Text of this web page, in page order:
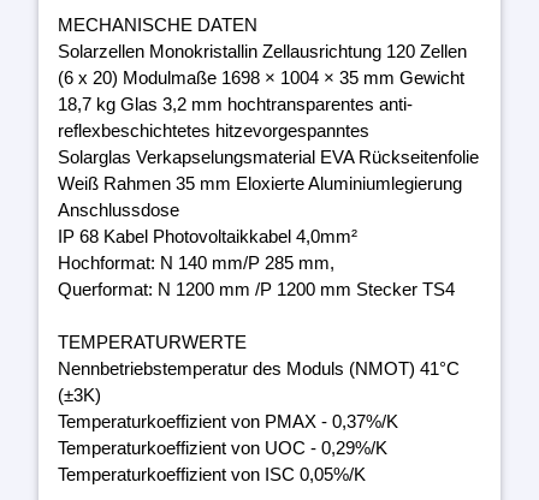
MECHANISCHE DATEN
Solarzellen Monokristallin Zellausrichtung 120 Zellen
(6 x 20) Modulmaße 1698 × 1004 × 35 mm Gewicht
18,7 kg Glas 3,2 mm hochtransparentes anti-
reflexbeschichtetes hitzevorgespanntes
Solarglas Verkapselungsmaterial EVA Rückseitenfolie
Weiß Rahmen 35 mm Eloxierte Aluminiumlegierung
Anschlussdose
IP 68 Kabel Photovoltaikkabel 4,0mm²
Hochformat: N 140 mm/P 285 mm,
Querformat: N 1200 mm /P 1200 mm Stecker TS4
TEMPERATURWERTE
Nennbetriebstemperatur des Moduls (NMOT) 41°C
(±3K)
Temperaturkoeffizient von PMAX - 0,37%/K
Temperaturkoeffizient von UOC - 0,29%/K
Temperaturkoeffizient von ISC 0,05%/K